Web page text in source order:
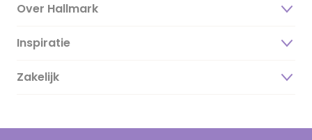
Over Hallmark
Over ons
Duurzaamheid
Inspiratie
Magazine
Cadeau inspiratie
Zakelijk